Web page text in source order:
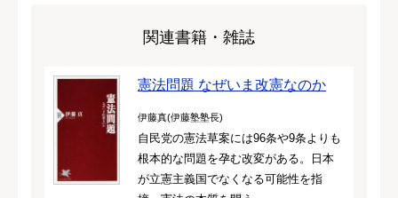
関連書籍・雑誌
憲法問題 なぜいま改憲なのか
伊藤真(伊藤塾塾長)
自民党の憲法草案には96条や9条よりも
根本的な問題を孕む改変がある。日本
が立憲主義国でなくなる可能性を指